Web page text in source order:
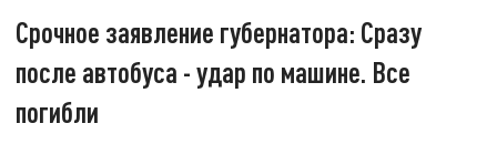
Срочное заявление губернатора: Сразу
после автобуса - удар по машине. Все
погибли